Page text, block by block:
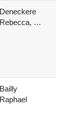
Deneckere
Rebecca, …
Bailly
Raphael